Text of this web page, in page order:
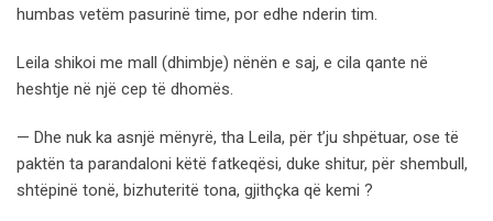
humbas vetëm pasurinë time, por edhe nderin tim.
Leila shikoi me mall (dhimbje) nënën e saj, e cila qante në
heshtje në një cep të dhomës.
— Dhe nuk ka asnjë mënyrë, tha Leila, për t’ju shpëtuar, ose të
paktën ta parandaloni këtë fatkeqësi, duke shitur, për shembull,
shtëpinë tonë, bizhuteritë tona, gjithçka që kemi ?